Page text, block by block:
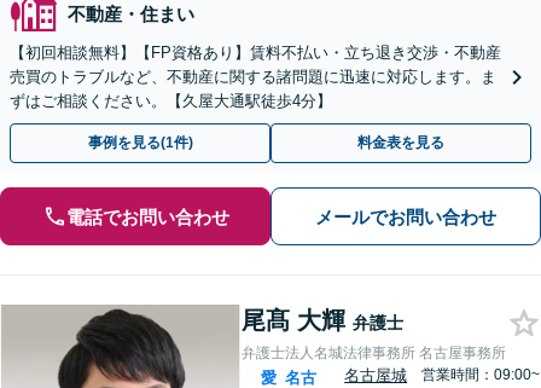
不動産・住まい
【初回相談無料】【FP資格あり】賃料不払い・立ち退き交渉・不動産
売買のトラブルなど、不動産に関する諸問題に迅速に対応します。ま
ずはご相談ください。【久屋大通駅徒歩4分】
事例を見る(1件) 料金表を見る
電話でお問い合わせ メールでお問い合わせ
尾髙 大輝 弁護士
弁護士法人名城法律事務所 名古屋事務所
愛 名古
名古屋城
営業時間：09:00~